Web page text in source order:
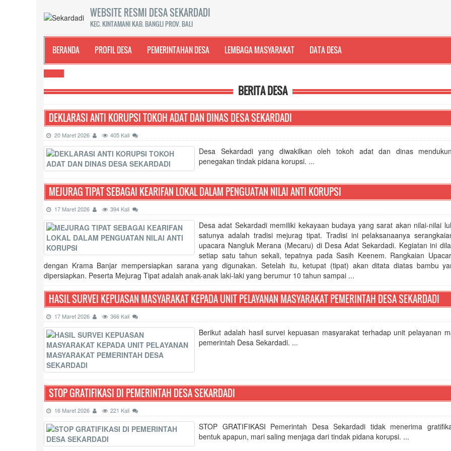
WEBSITE RESMI DESA SEKARDADI
KEC. KINTAMANI KAB. BANGLI PROV. BALI
BERANDA PROFIL DESA PEMERINTAHAN DESA LEMBAGA MASYARAKAT DATA DESA
HASIL SURVEI KEPUASAN MASYARAKAT KEPADA UNIT PELAYANAN MASYARAKAT PEMERINTAH DESA
BERITA DESA
DEKLARASI ANTI KORUPSI TOKOH ADAT DAN DINAS DESA SEKARDADI
20 Maret 2026 405 Kali
Desa Sekardadi yang diwakilkan oleh tokoh adat dan dinas
penegakan tindak pidana korupsi. ...
MEJURAG TIPAT SEBAGAI KEARIFAN LOKAL DALAM PENGUATAN NILAI ANTI KORUPSI
17 Maret 2026 394 Kali
Desa adat Sekardadi memiliki kekayaan budaya yang sarat akan nilai-nilai
satunya adalah tradisi mejurag tipat. Tradisi ini pelaksanaanya
upacara Nangluk Merana (Mecaru) di Desa Adat Sekardadi. Kegiatan ini
setiap satu tahun sekali, tepatnya pada Sasih Keenem. Rangkaian
dengan Krama Banjar mempersiapkan sarana yang digunakan. Setelah itu, ketupat (tipat) akan ditata diatas bambu
dipersiapkan. Peserta Mejurag Tipat adalah anak-anak laki-laki yang berumur 10 tahun sampai ...
HASIL SURVEI KEPUASAN MASYARAKAT KEPADA UNIT PELAYANAN MASYARAKAT PEMERINTAH DESA SEKARDADI
17 Maret 2026 366 Kali
Berikut adalah hasil survei kepuasan masyarakat terhadap unit pelayanan
pemerintah Desa Sekardadi. ...
STOP GRATIFIKASI DI PEMERINTAH DESA SEKARDADI
16 Maret 2026 221 Kali
STOP GRATIFIKASI Pemerintah Desa Sekardadi tidak menerima
bentuk apapun, mari saling menjaga dari tindak pidana korupsi. ...